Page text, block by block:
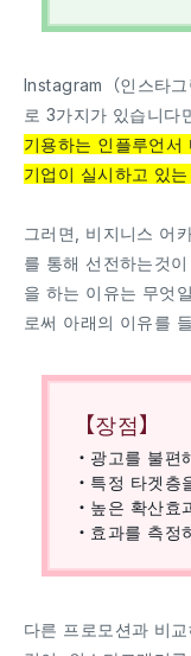
Instagram（인스타
로 3가지가 있습니다
기용하는 인플루언서
기업이 실시하고 있는
그러면, 비지니스 어
를 통해 선전하는것
을 하는 이유는 무엇
로써 아래의 이유를
【장점】
・광고를 불편
・특정 타겟층
・높은 확산효
・효과를 측정
다른 프로모션과 비